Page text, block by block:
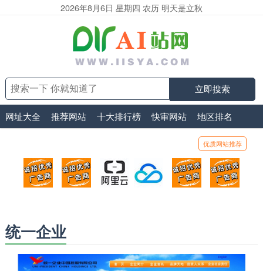
2026年8月6日 星期四 农历 明天是立秋
立即搜索
网址大全 推荐网站 十大排行榜 快审网站 地区排名
优质网站推荐
顶部广告位1
广告位招商_广告位待售
顶部广告位2
广告位招商_广告位待售
阿里云
打折活动、99元/年
腾讯云
优惠打折，99元/年
顶部广告位5
广告位招商_
统一企业